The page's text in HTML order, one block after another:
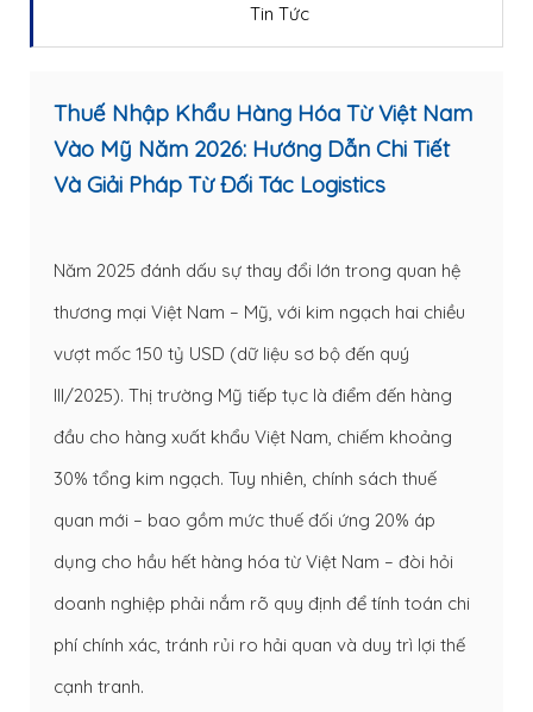
Tin Tức
Thuế Nhập Khẩu Hàng Hóa Từ Việt Nam
Vào Mỹ Năm 2026: Hướng Dẫn Chi Tiết
Và Giải Pháp Từ Đối Tác Logistics
Năm 2025 đánh dấu sự thay đổi lớn trong quan hệ
thương mại Việt Nam – Mỹ, với kim ngạch hai chiều
vượt mốc 150 tỷ USD (dữ liệu sơ bộ đến quý
III/2025). Thị trường Mỹ tiếp tục là điểm đến hàng
đầu cho hàng xuất khẩu Việt Nam, chiếm khoảng
30% tổng kim ngạch. Tuy nhiên, chính sách thuế
quan mới – bao gồm mức thuế đối ứng 20% áp
dụng cho hầu hết hàng hóa từ Việt Nam – đòi hỏi
doanh nghiệp phải nắm rõ quy định để tính toán chi
phí chính xác, tránh rủi ro hải quan và duy trì lợi thế
cạnh tranh.